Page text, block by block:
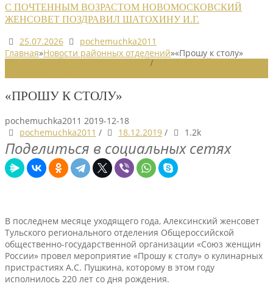
С ПОЧТЕННЫМ ВОЗРАСТОМ НОВОМОСКОВСКИЙ
ЖЕНСОВЕТ ПОЗДРАВИЛ ШАТОХИНУ И.Г.
25.07.2026
pochemuchka2011
Главная»Новости районных отделений»«Прошу к столу»
/
«ПРОШУ К СТОЛУ»
pochemuchka2011 2019-12-18
pochemuchka2011 / 18.12.2019 / 1.2k
Поделиться в социальных сетях
В последнем месяце уходящего года, Алексинский женсовет
Тульского регионального отделения Общероссийской
общественно-государственной организации «Союз женщин
России» провел мероприятие «Прошу к столу» о кулинарных
пристрастиях А.С. Пушкина, которому в этом году
исполнилось 220 лет со дня рождения.